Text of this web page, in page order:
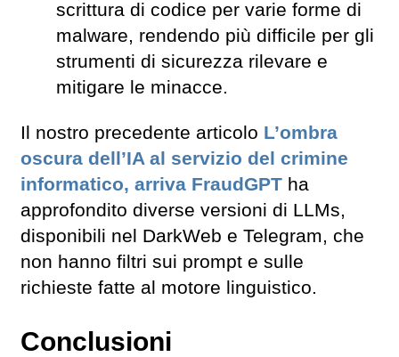
scrittura di codice per varie forme di
malware, rendendo più difficile per gli
strumenti di sicurezza rilevare e
mitigare le minacce.
Il nostro precedente articolo L’ombra
oscura dell’IA al servizio del crimine
informatico, arriva FraudGPT ha
approfondito diverse versioni di LLMs,
disponibili nel DarkWeb e Telegram, che
non hanno filtri sui prompt e sulle
richieste fatte al motore linguistico.
Conclusioni